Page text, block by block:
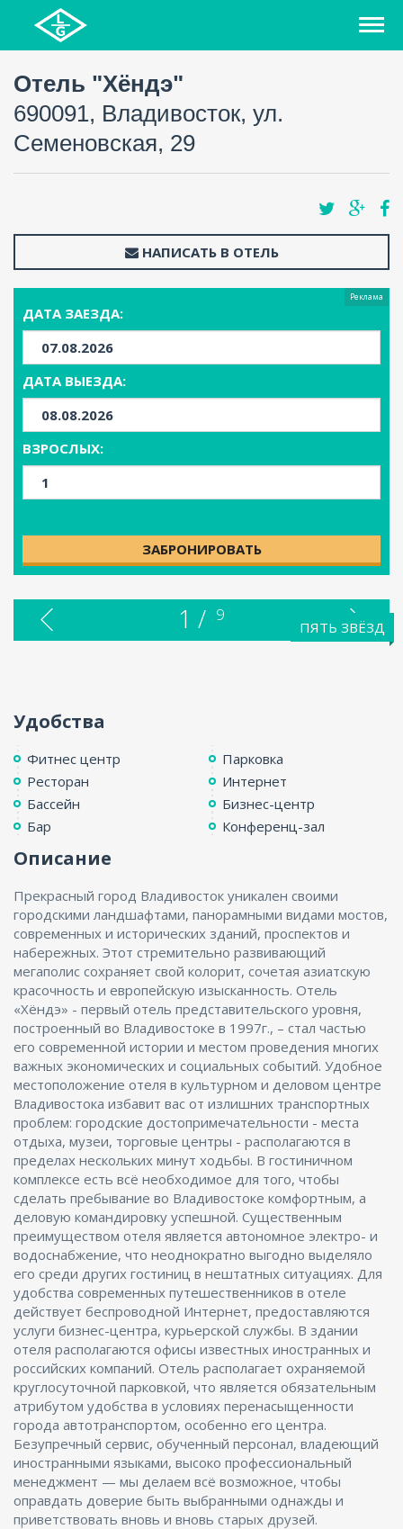
Отель "Хёндэ"
690091, Владивосток, ул.
Семеновская, 29
НАПИСАТЬ В ОТЕЛЬ
Реклама
ДАТА ЗАЕЗДА:
ДАТА ВЫЕЗДА:
ВЗРОСЛЫХ:
ЗАБРОНИРОВАТЬ
ПЯТЬ ЗВЁЗД
1 / 9
Удобства
Фитнес центр
Ресторан
Бассейн
Бар
Парковка
Интернет
Бизнес-центр
Конференц-зал
Описание
Прекрасный город Владивосток уникален своими
городскими ландшафтами, панорамными видами мостов,
современных и исторических зданий, проспектов и
набережных. Этот стремительно развивающий
мегаполис сохраняет свой колорит, сочетая азиатскую
красочность и европейскую изысканность. Отель
«Хёндэ» - первый отель представительского уровня,
построенный во Владивостоке в 1997г., – стал частью
его современной истории и местом проведения многих
важных экономических и социальных событий. Удобное
местоположение отеля в культурном и деловом центре
Владивостока избавит вас от излишних транспортных
проблем: городские достопримечательности - места
отдыха, музеи, торговые центры - располагаются в
пределах нескольких минут ходьбы. В гостиничном
комплексе есть всё необходимое для того, чтобы
сделать пребывание во Владивостоке комфортным, а
деловую командировку успешной. Существенным
преимуществом отеля является автономное электро- и
водоснабжение, что неоднократно выгодно выделяло
его среди других гостиниц в нештатных ситуациях. Для
удобства современных путешественников в отеле
действует беспроводной Интернет, предоставляются
услуги бизнес-центра, курьерской службы. В здании
отеля располагаются офисы известных иностранных и
российских компаний. Отель располагает охраняемой
круглосуточной парковкой, что является обязательным
атрибутом удобства в условиях перенасыщенности
города автотранспортом, особенно его центра.
Безупречный сервис, обученный персонал, владеющий
иностранными языками, высоко профессиональный
менеджмент — мы делаем всё возможное, чтобы
оправдать доверие быть выбранными однажды и
приветствовать вновь и вновь старых друзей.